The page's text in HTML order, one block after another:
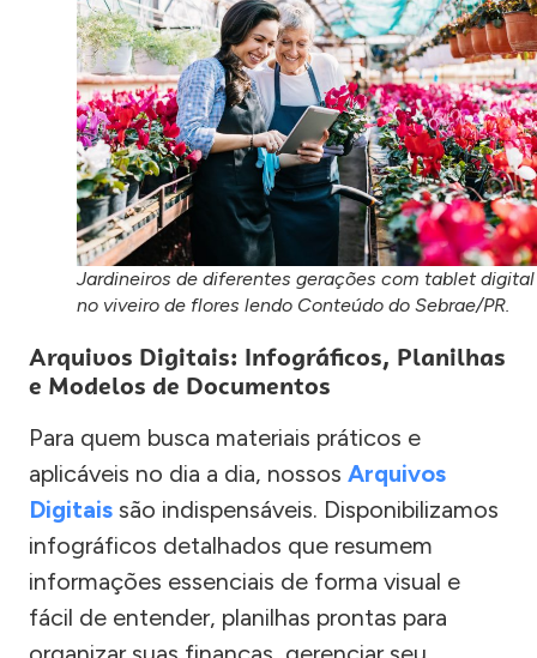
Jardineiros de diferentes gerações com tablet digital
no viveiro de flores lendo Conteúdo do Sebrae/PR.
Arquivos Digitais: Infográficos, Planilhas
e Modelos de Documentos
Para quem busca materiais práticos e
aplicáveis no dia a dia, nossos Arquivos
Digitais são indispensáveis. Disponibilizamos
infográficos detalhados que resumem
informações essenciais de forma visual e
fácil de entender, planilhas prontas para